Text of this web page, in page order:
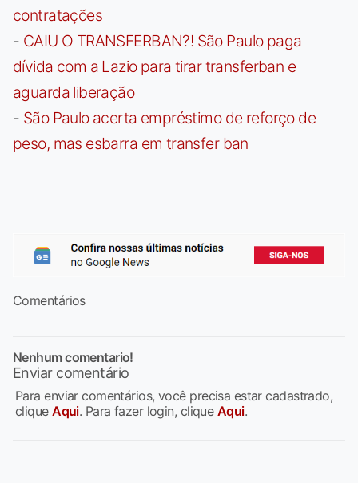
contratações
- CAIU O TRANSFERBAN?! São Paulo paga
dívida com a Lazio para tirar transferban e
aguarda liberação
- São Paulo acerta empréstimo de reforço de
peso, mas esbarra em transfer ban
Comentários
Nenhum comentario!
Enviar comentário
Para enviar comentários, você precisa estar cadastrado,
cliqueAqui. Para fazer login, clique Aqui.